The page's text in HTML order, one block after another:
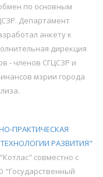
по основным
Департамент
анкету к
дирекция
- членов СГЦСЗР и
мэрии города
ПРАКТИЧЕСКАЯ
РАЗВИТИЯ"
совместно с
"Государственный